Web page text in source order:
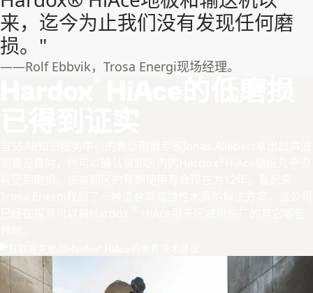
来，迄今为止我们没有发现任何磨
损。"
——Rolf Ebbvik，Trosa Energi现场经理。